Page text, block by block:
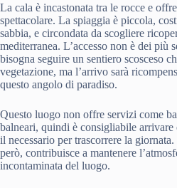
La cala è incastonata tra le rocce e
spettacolare. La spiaggia è piccola,
sabbia, e circondata da scogliere
mediterranea. L’accesso non è dei più
bisogna seguire un sentiero scosceso
vegetazione, ma l’arrivo sarà
questo angolo di paradiso.
Questo luogo non offre servizi come
balneari, quindi è consigliabile
il necessario per trascorrere la giornata.
però, contribuisce a mantenere
incontaminata del luogo.